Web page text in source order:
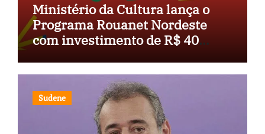
Ministério da Cultura lança o
Programa Rouanet Nordeste
com investimento de R$ 40
Sudene